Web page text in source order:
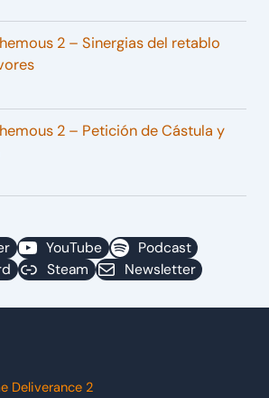
2 – Sinergias del retablo
2 – Petición de Cástula y
YouTube
Podcast
Steam Newsletter
Deliverance 2